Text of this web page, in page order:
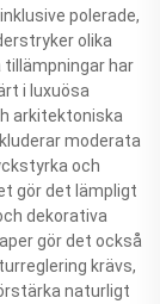
polerade,
olika
har
i luxuösa
arkitektoniska
moderata
och
gör det lämpligt
dekorativa
gör det också
krävs,
naturligt